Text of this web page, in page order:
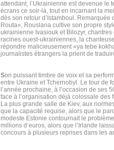
attendant, l’Ukrainienne est devenue le
écrans ce soir-là, tout en incarnant la
dès son retour d’Istamboul.
Routa», Rouslana cultive son propre
ukrainienne Ivasiouk et Bilozyr,
racines ouest-ukrainiennes, la
répondre malicieusement «ya tebe
journalistes étrangers la prient de
Son puissant timbre de voix et sa
entre Ukraine et Tchernobyl. Le tour de
l’année prochaine, à l’occasion de ses
face à l’organisation déjà colossale des
La plus grande salle de Kiev, aux
que la capacité requise, alors que le
modeste Estonie contournait le
millions d’euros, alors que l’Irlande
concours à plusieurs reprises dans les